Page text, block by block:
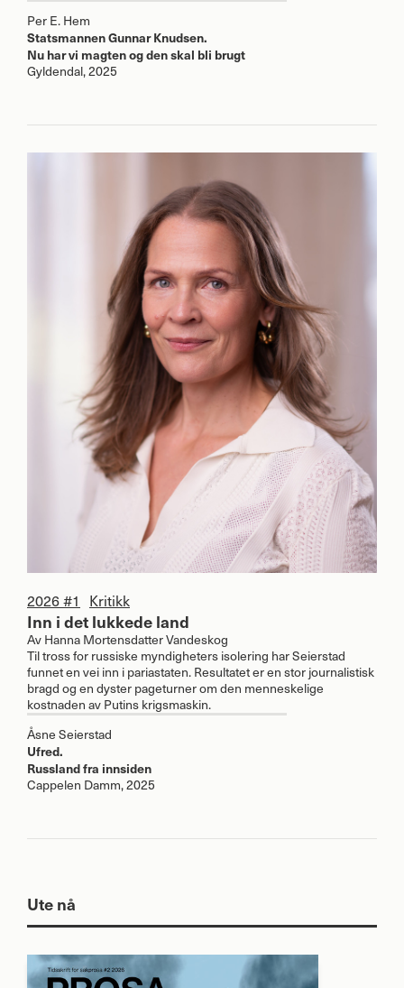
Per E. Hem
Statsmannen Gunnar Knudsen.
Nu har vi magten og den skal bli brugt
Gyldendal, 2025
2026 #1 Kritikk
Inn i det lukkede land
Av Hanna Mortensdatter Vandeskog
Til tross for russiske myndigheters isolering har Seierstad
funnet en vei inn i pariastaten. Resultatet er en stor journalistisk
bragd og en dyster pageturner om den menneskelige
kostnaden av Putins krigsmaskin.
Åsne Seierstad
Ufred.
Russland fra innsiden
Cappelen Damm, 2025
Ute nå